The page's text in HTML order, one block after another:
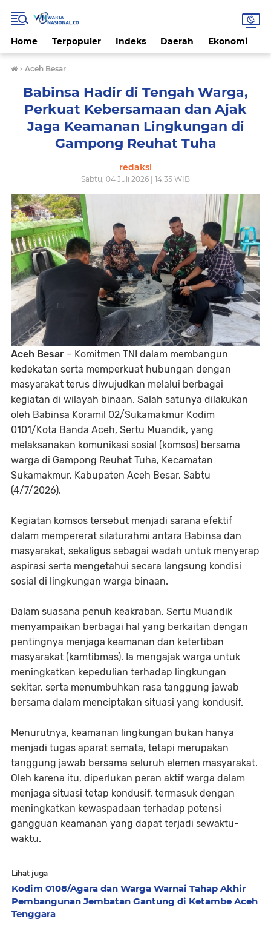
Home Terpopuler Indeks Daerah Ekonomi
› Aceh Besar
Babinsa Hadir di Tengah Warga,
Perkuat Kebersamaan dan Ajak
Jaga Keamanan Lingkungan di
Gampong Reuhat Tuha
redaksi
Sabtu, 04 Juli 2026 | 14.35 WIB
Aceh Besar – Komitmen TNI dalam membangun
kedekatan serta memperkuat hubungan dengan
masyarakat terus diwujudkan melalui berbagai
kegiatan di wilayah binaan. Salah satunya dilakukan
oleh Babinsa Koramil 02/Sukamakmur Kodim
0101/Kota Banda Aceh, Sertu Muandik, yang
melaksanakan komunikasi sosial (komsos) bersama
warga di Gampong Reuhat Tuha, Kecamatan
Sukamakmur, Kabupaten Aceh Besar, Sabtu
(4/7/2026).
Kegiatan komsos tersebut menjadi sarana efektif
dalam mempererat silaturahmi antara Babinsa dan
masyarakat, sekaligus sebagai wadah untuk menyerap
aspirasi serta mengetahui secara langsung kondisi
sosial di lingkungan warga binaan.
Dalam suasana penuh keakraban, Sertu Muandik
menyampaikan berbagai hal yang berkaitan dengan
pentingnya menjaga keamanan dan ketertiban
masyarakat (kamtibmas). Ia mengajak warga untuk
meningkatkan kepedulian terhadap lingkungan
sekitar, serta menumbuhkan rasa tanggung jawab
bersama dalam menciptakan situasi yang kondusif.
Menurutnya, keamanan lingkungan bukan hanya
menjadi tugas aparat semata, tetapi merupakan
tanggung jawab bersama seluruh elemen masyarakat.
Oleh karena itu, diperlukan peran aktif warga dalam
menjaga situasi tetap kondusif, termasuk dengan
meningkatkan kewaspadaan terhadap potensi
gangguan keamanan yang dapat terjadi sewaktu-
waktu.
Lihat juga
Kodim 0108/Agara dan Warga Warnai Tahap Akhir
Pembangunan Jembatan Gantung di Ketambe Aceh
Tenggara